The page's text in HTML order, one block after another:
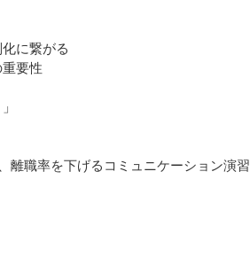
に繋がる
要性
離職率を下げるコミュニケーション演習